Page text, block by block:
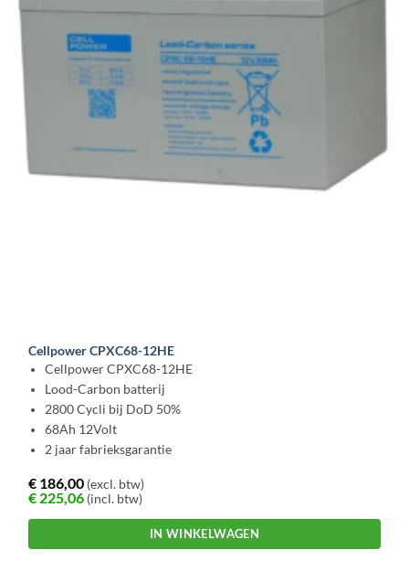
Cellpower CPXC68-12HE
Cellpower CPXC68-12HE
Lood-Carbon batterij
2800 Cycli bij DoD 50%
68Ah 12Volt
2 jaar fabrieksgarantie
€ 186,00 (excl. btw)
€ 225,06 (incl. btw)
IN WINKELWAGEN